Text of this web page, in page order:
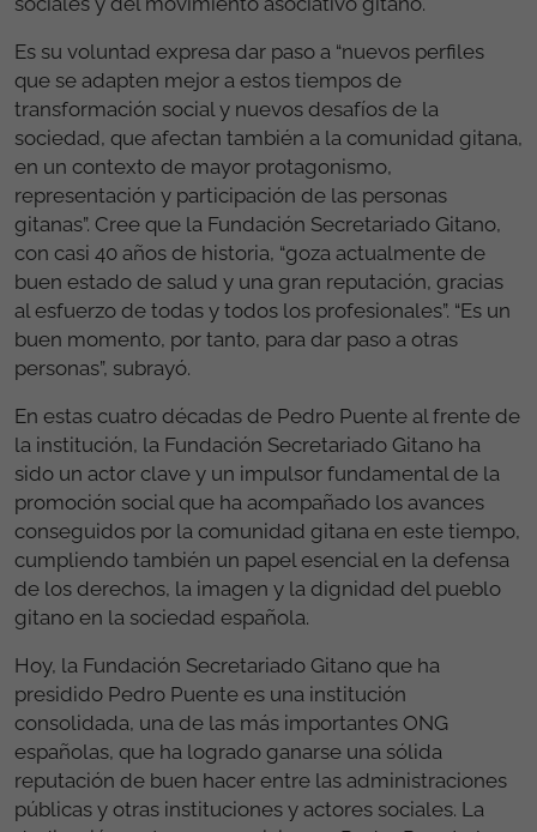
Es su voluntad expresa dar paso a “nuevos perfiles
que se adapten mejor a estos tiempos de
transformación social y nuevos desafíos de la
sociedad, que afectan también a la comunidad gitana,
en un contexto de mayor protagonismo,
representación y participación de las personas
gitanas”. Cree que la Fundación Secretariado Gitano,
con casi 40 años de historia, “goza actualmente de
buen estado de salud y una gran reputación, gracias
al esfuerzo de todas y todos los profesionales”. “Es un
buen momento, por tanto, para dar paso a otras
personas”, subrayó.
En estas cuatro décadas de Pedro Puente al frente de
la institución, la Fundación Secretariado Gitano ha
sido un actor clave y un impulsor fundamental de la
promoción social que ha acompañado los avances
conseguidos por la comunidad gitana en este tiempo,
cumpliendo también un papel esencial en la defensa
de los derechos, la imagen y la dignidad del pueblo
gitano en la sociedad española.
Hoy, la Fundación Secretariado Gitano que ha
presidido Pedro Puente es una institución
consolidada, una de las más importantes ONG
españolas, que ha logrado ganarse una sólida
reputación de buen hacer entre las administraciones
públicas y otras instituciones y actores sociales. La